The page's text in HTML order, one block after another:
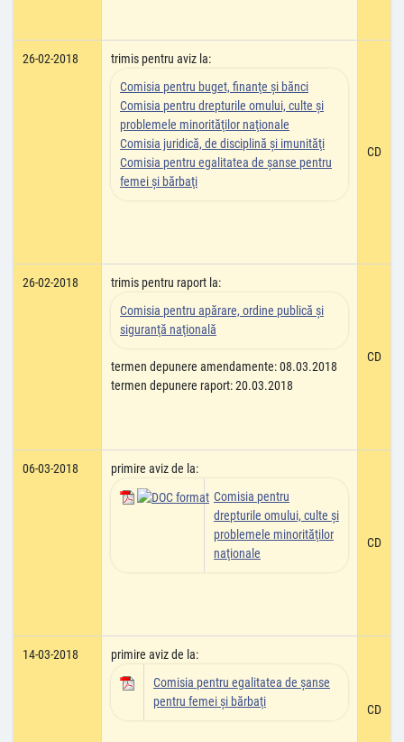
26-02-2018
trimis pentru aviz la:
Comisia pentru buget, finanţe şi bănci
Comisia pentru drepturile omului, culte şi
problemele minorităţilor naţionale
Comisia juridică, de disciplină şi imunităţi
Comisia pentru egalitatea de şanse pentru
femei şi bărbaţi
CD
26-02-2018
trimis pentru raport la:
Comisia pentru apărare, ordine publică şi
siguranţă naţională
termen depunere amendamente: 08.03.2018
termen depunere raport: 20.03.2018
CD
06-03-2018
primire aviz de la:
Comisia pentru
drepturile omului, culte şi
problemele minorităţilor
naţionale
CD
14-03-2018
primire aviz de la:
Comisia pentru egalitatea de şanse
pentru femei şi bărbaţi
CD